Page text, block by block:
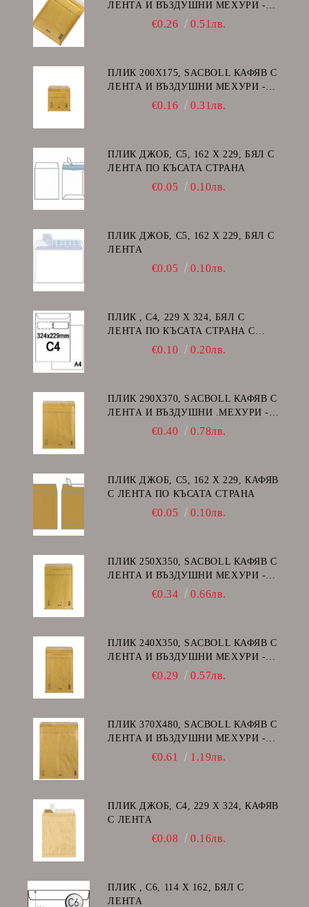
ЛЕНТА И ВЪЗДУШНИ МЕХУРИ -
€0.26 0.51лв.
ПЛИК 200Х175, SACBOLL КАФЯВ С
ЛЕНТА И ВЪЗДУШНИ МЕХУРИ -
€0.16 0.31лв.
ПЛИК ДЖОБ, C5, 162 Х 229, БЯЛ С
ЛЕНТА ПО КЪСАТА СТРАНА
€0.05 0.10лв.
ПЛИК ДЖОБ, C5, 162 Х 229, БЯЛ С
ЛЕНТА
€0.05 0.10лв.
ПЛИК , C4, 229 Х 324, БЯЛ С
ЛЕНТА ПО КЪСАТА СТРАНА С
ДЕСЕН ПРОЗОРЕЦ
€0.10 0.20лв.
ПЛИК 290Х370, SACBOLL КАФЯВ С
ЛЕНТА И ВЪЗДУШНИ .МЕХУРИ -
€0.40 0.78лв.
ПЛИК ДЖОБ, C5, 162 Х 229, КАФЯВ
С ЛЕНТА ПО КЪСАТА СТРАНА
€0.05 0.10лв.
ПЛИК 250Х350, SACBOLL КАФЯВ С
ЛЕНТА И ВЪЗДУШНИ МЕХУРИ -
€0.34 0.66лв.
ПЛИК 240Х350, SACBOLL КАФЯВ С
ЛЕНТА И ВЪЗДУШНИ МЕХУРИ -
€0.29 0.57лв.
ПЛИК 370Х480, SACBOLL КАФЯВ С
ЛЕНТА И ВЪЗДУШНИ МЕХУРИ -
€0.61 1.19лв.
ПЛИК ДЖОБ, C4, 229 Х 324, КАФЯВ
С ЛЕНТА
€0.08 0.16лв.
ПЛИК , C6, 114 Х 162, БЯЛ С
ЛЕНТА